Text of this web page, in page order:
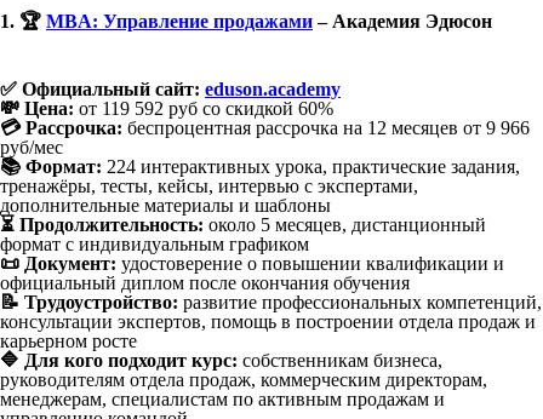
1. 🏆 MBA: Управление продажами– Академия Эдюсон
✅ Официальный сайт: eduson.academy
💸 Цена: от 119 592 руб со скидкой 60%
💳 Рассрочка: беспроцентная рассрочка на 12 месяцев от 9 966
руб/мес
📚 Формат: 224 интерактивных урока, практические задания,
тренажёры, тесты, кейсы, интервью с экспертами,
дополнительные материалы и шаблоны
⏳ Продолжительность: около 5 месяцев, дистанционный
формат с индивидуальным графиком
📜 Документ: удостоверение о повышении квалификации и
официальный диплом после окончания обучения
📝 Трудоустройство: развитие профессиональных компетенций,
консультации экспертов, помощь в построении отдела продаж и
карьерном росте
🔷 Для кого подходит курс: собственникам бизнеса,
руководителям отдела продаж, коммерческим директорам,
менеджерам, специалистам по активным продажам и